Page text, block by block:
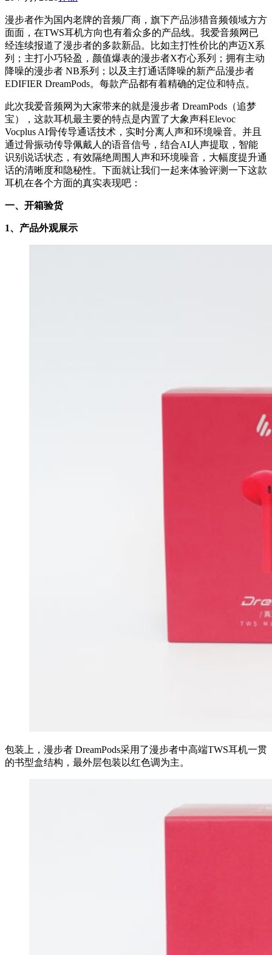
漫步者作为国内老牌的音频厂商，旗下产品涉猎音频领域方方
面面，在TWS耳机方向也有着众多的产品线。我爱音频网已
经连续报道了漫步者的多款新品。比如主打性价比的声迈X系
列；主打小巧轻盈，颜值爆表的漫步者X冇心系列；拥有主动
降噪的漫步者 NB系列；以及主打通话降噪的新产品漫步者
EDIFIER DreamPods。每款产品都有着精确的定位和特点。
此次我爱音频网为大家带来的就是漫步者 DreamPods（追梦
宝），这款耳机最主要的特点是内置了大象声科Elevoc
Vocplus AI骨传导通话技术，实时分离人声和环境噪音。并且
通过骨振动传导佩戴人的语音信号，结合AI人声提取，智能
识别说话状态，有效隔绝周围人声和环境噪音，大幅度提升通
话的清晰度和隐秘性。下面就让我们一起来体验评测一下这款
耳机在各个方面的真实表现吧：
一、开箱验货
1、产品外观展示
包装上，漫步者 DreamPods采用了漫步者中高端TWS耳机一贯
的书型盒结构，最外层包装以红色调为主。